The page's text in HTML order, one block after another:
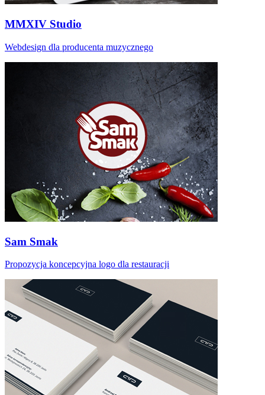
MMXIV Studio
Webdesign dla producenta muzycznego
Sam Smak
Propozycja koncepcyjna logo dla restauracji